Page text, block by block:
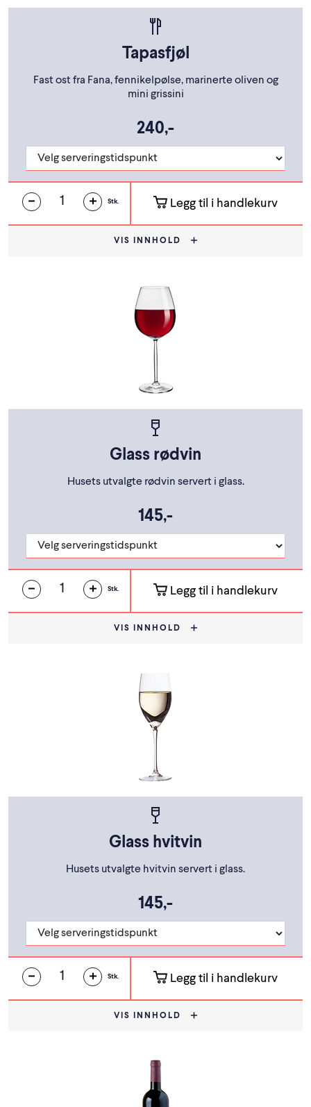
Tapasfjøl
Fast ost fra Fana, fennikelpølse, marinerte oliven og
mini grissini
240,-
Stk. Legg til i handlekurv
VIS INNHOLD
Glass rødvin
Husets utvalgte rødvin servert i glass.
145,-
Stk. Legg til i handlekurv
VIS INNHOLD
Glass hvitvin
Husets utvalgte hvitvin servert i glass.
145,-
Stk. Legg til i handlekurv
VIS INNHOLD